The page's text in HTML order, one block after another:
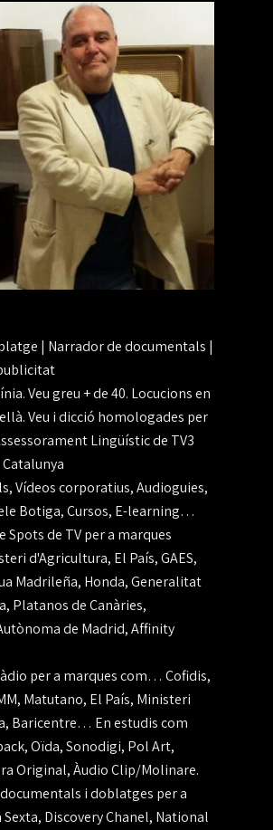
| Narrador de documentals |
Veu greu + de 40. Locucions en
Veu i dicció homologades per
Lingüístic de TV3
Vídeos corporatius, Audioguies,
Botiga, Cursos, E-learning…
Spots de TV per a marques
d'Agricultura, El País, GAES,
Madrileña, Honda, Generalitat
Platanos de Canàries,
de Madrid, Affinity
per a marques com… Cofidis,
Matutano, El País, Ministeri
Baricentre… En estudis com
Oïda, Sonodigi, Pol Art,
Original, Àudio Clip/Molinare.
i doblatges per a
Sexta, Discovery Chanel, National